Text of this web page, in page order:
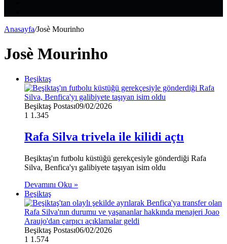
Anasayfa/Josè Mourinho
Josè Mourinho
Beşiktaş
Beşiktaş Postası09/02/2026
1 1.345
Rafa Silva trivela ile kilidi açtı
Beşiktaş'ın futbolu küstüğü gerekçesiyle gönderdiği Rafa
Silva, Benfica'yı galibiyete taşıyan isim oldu
Devamını Oku »
Beşiktaş
Beşiktaş Postası06/02/2026
1 1.574